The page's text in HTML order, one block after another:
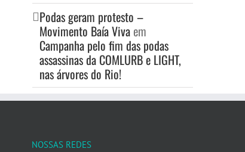
Podas geram protesto –
Movimento Baía Vivaem
Campanha pelo fim das podas
assassinas da COMLURB e LIGHT,
nas árvores do Rio!
NOSSAS REDES